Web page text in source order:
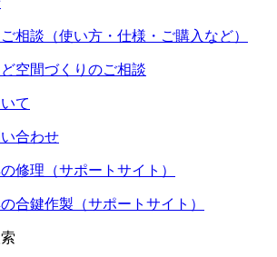
相談（使い方・仕様・ご購入など）
空間づくりのご相談
て
合わせ
修理（サポートサイト）
合鍵作製（サポートサイト）